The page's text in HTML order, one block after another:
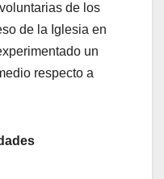
de los
de la Iglesia en
un
respecto a